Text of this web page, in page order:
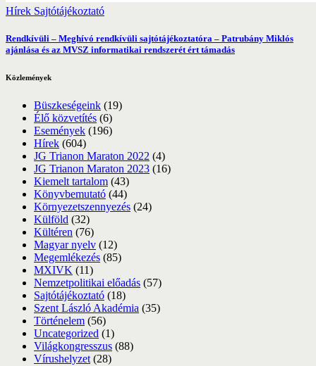
Hírek Sajtótájékoztató
Rendkívüli – Meghívó rendkívüli sajtótájékoztatóra – Patrubány Miklós
ajánlása és az MVSZ informatikai rendszerét ért támadás
Közlemények
Büszkeségeink (19)
Élő közvetítés (6)
Események (196)
Hírek (604)
JG Trianon Maraton 2022 (4)
JG Trianon Maraton 2023 (16)
Kiemelt tartalom (43)
Könyvbemutató (44)
Környezetszennyezés (24)
Külföld (32)
Kültéren (76)
Magyar nyelv (12)
Megemlékezés (85)
MXIVK (11)
Nemzetpolitikai előadás (57)
Sajtótájékoztató (18)
Szent László Akadémia (35)
Történelem (56)
Uncategorized (1)
Világkongresszus (88)
Vírushelyzet (28)